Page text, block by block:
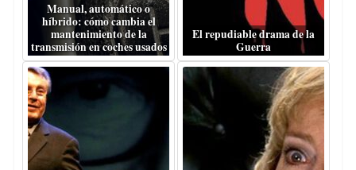
Manual, automático o
híbrido: cómo cambia el
mantenimiento de la
transmisión en coches usados
El repudiable drama de la
Guerra